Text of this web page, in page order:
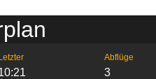
Letzter Abflüge
3